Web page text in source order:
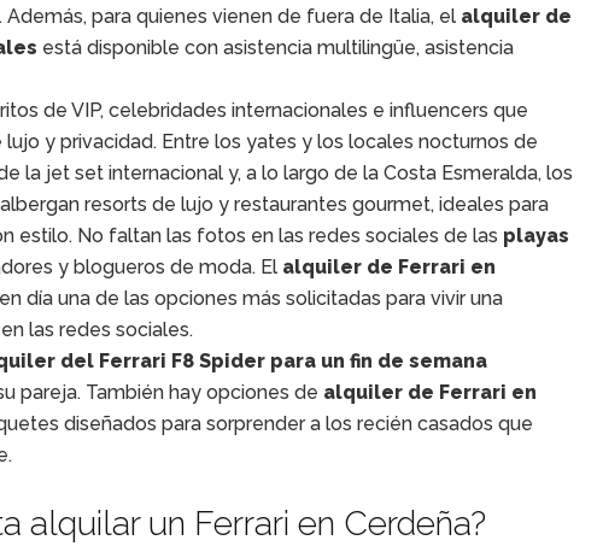
para quienes vienen de fuera de Italia, el alquiler de
está disponible con asistencia multilingüe, asistencia
de VIP, celebridades internacionales e influencers que
y privacidad. Entre los yates y los locales nocturnos de
la jet set internacional y, a lo largo de la Costa Esmeralda, los
resorts de lujo y restaurantes gourmet, ideales para
estilo. No faltan las fotos en las redes sociales de las playas
y blogueros de moda. El alquiler de Ferrari en
día una de las opciones más solicitadas para vivir una
las redes sociales.
del Ferrari F8 Spider para un fin de semana
pareja. También hay opciones de alquiler de Ferrari en
diseñados para sorprender a los recién casados que
alquilar un Ferrari en Cerdeña?